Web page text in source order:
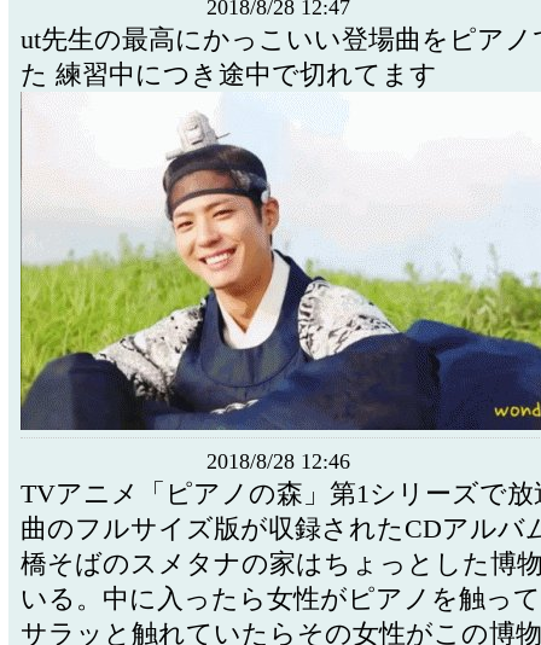
2018/8/28 12:47
ut先生の最高にかっこいい登場曲をピア
た 練習中につき途中で切れてます
2018/8/28 12:46
TVアニメ「ピアノの森」第1シリーズで
曲のフルサイズ版が収録されたCDアル
橋そばのスメタナの家はちょっとした博
いる。中に入ったら女性がピアノを触っ
サラッと触れていたらその女性がこの博